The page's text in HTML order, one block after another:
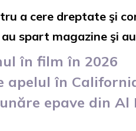
a cere dreptate şi
spart magazine şi
în film în 2026
apelul în
epave din